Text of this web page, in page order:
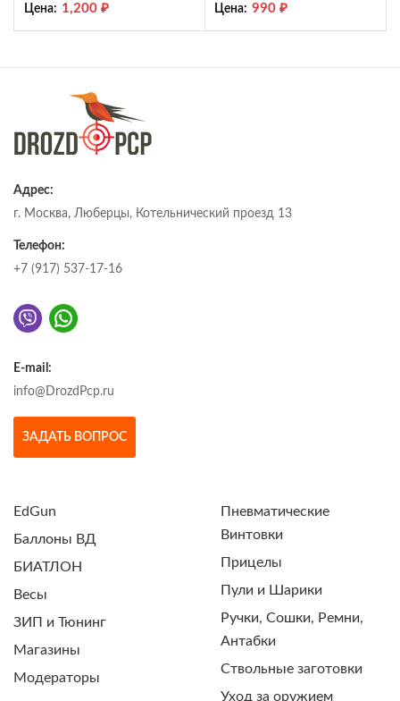
Цена: 1,200 ₽ Цена: 990 ₽
Адрес:
г. Москва, Люберцы, Котельнический проезд 13
Телефон:
+7 (917) 537-17-16
E-mail:
info@DrozdPcp.ru
ЗАДАТЬ ВОПРОС
EdGun
Баллоны ВД
БИАТЛОН
Весы
ЗИП и Тюнинг
Магазины
Модераторы
Пневматические
Винтовки
Прицелы
Пули и Шарики
Ручки, Сошки, Ремни,
Антабки
Ствольные заготовки
Уход за оружием